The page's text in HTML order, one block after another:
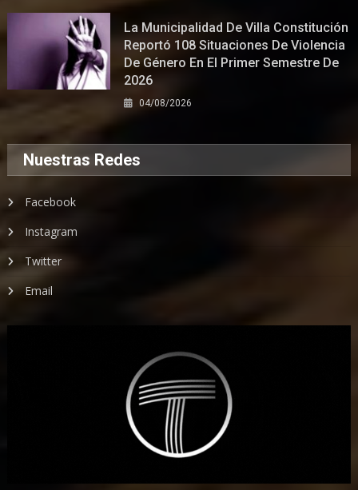
La Municipalidad De Villa Constitución
Reportó 108 Situaciones De Violencia
De Género En El Primer Semestre De
2026
04/08/2026
Nuestras Redes
Facebook
Instagram
Twitter
Email